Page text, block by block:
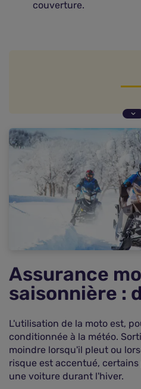
couverture.
L'assurance moto est-elle
hivernage ?
Quelles garanties pour
saisonnière ?
Assurance moto
solution ?
Combien cette
Comment souscrire une
hivernage ?
FAQ - Questions
saisonnière
Assurance
saisonnière :
L'utilisation de la moto est,
conditionnée à la météo.
moindre lorsqu'il pleut ou
risque est accentué,
une voiture durant l'hiver.